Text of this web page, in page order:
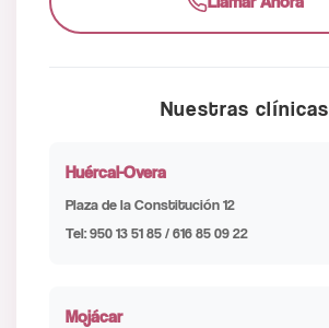
Nuestras clínicas
Huércal-Overa
Plaza de la Constitución 12
Tel: 950 13 51 85 / 616 85 09 22
Mojácar